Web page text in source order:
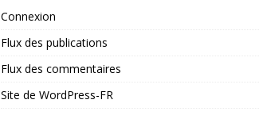
Connexion
Flux des publications
Flux des commentaires
Site de WordPress-FR